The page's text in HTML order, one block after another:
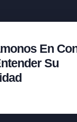
En
Su